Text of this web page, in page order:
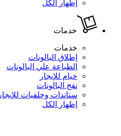
إظهار الكل
خدمات
خدمات
إطلاق البالونات
الطباعة علي البالونات
خيام للإيجار
نفخ البالونات
ستاندات وخلفيات للإيجار
إظهار الكل